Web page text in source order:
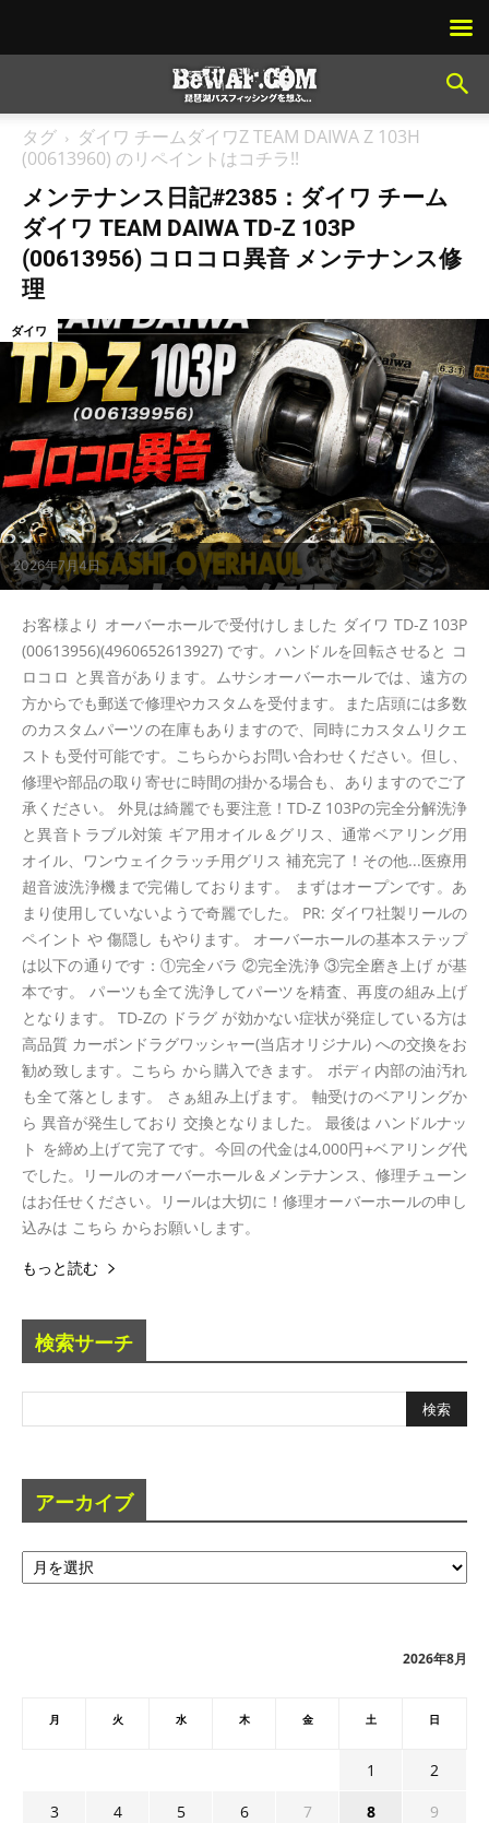
タグ
ダイワ チームダイワZ TEAM DAIWA Z 103H
(00613960) のリペイントはコチラ!!
メンテナンス日記#2385：ダイワ チーム
ダイワ TEAM DAIWA TD-Z 103P
(00613956) コロコロ異音 メンテナンス修
理
2026年7月4日
ダイワ
お客様より オーバーホールで受付けしました ダイワ TD-Z 103P
(00613956)(4960652613927) です。ハンドルを回転させると コ
ロコロ と異音があります。ムサシオーバーホールでは、遠方の
方からでも郵送で修理やカスタムを受付ます。また店頭には多数
のカスタムパーツの在庫もありますので、同時にカスタムリクエ
ストも受付可能です。こちらからお問い合わせください。但し、
修理や部品の取り寄せに時間の掛かる場合も、ありますのでご了
承ください。 外見は綺麗でも要注意！TD-Z 103Pの完全分解洗浄
と異音トラブル対策 ギア用オイル＆グリス、通常ベアリング用
オイル、ワンウェイクラッチ用グリス 補充完了！その他...医療用
超音波洗浄機まで完備しております。 まずはオープンです。あ
まり使用していないようで奇麗でした。 PR: ダイワ社製リールの
ペイント や 傷隠し もやります。 オーバーホールの基本ステップ
は以下の通りです：①完全バラ ②完全洗浄 ③完全磨き上げ が基
本です。 パーツも全て洗浄してパーツを精査、再度の組み上げ
となります。 TD-Zの ドラグ が効かない症状が発症している方は
高品質 カーボンドラグワッシャー(当店オリジナル) への交換をお
勧め致します。こちら から購入できます。 ボディ内部の油汚れ
も全て落とします。 さぁ組み上げます。 軸受けのベアリングか
ら 異音が発生しており 交換となりました。 最後は ハンドルナッ
ト を締め上げて完了です。今回の代金は4,000円+ベアリング代
でした。リールのオーバーホール＆メンテナンス、修理チューン
はお任せください。リールは大切に！修理オーバーホールの申し
込みは こちら からお願いします。
もっと読む
検索サーチ
アーカイブ
ア
ー
2026年8月
月 火 水 木 金 土 日
1
2
3
4 5 6 7 8
9